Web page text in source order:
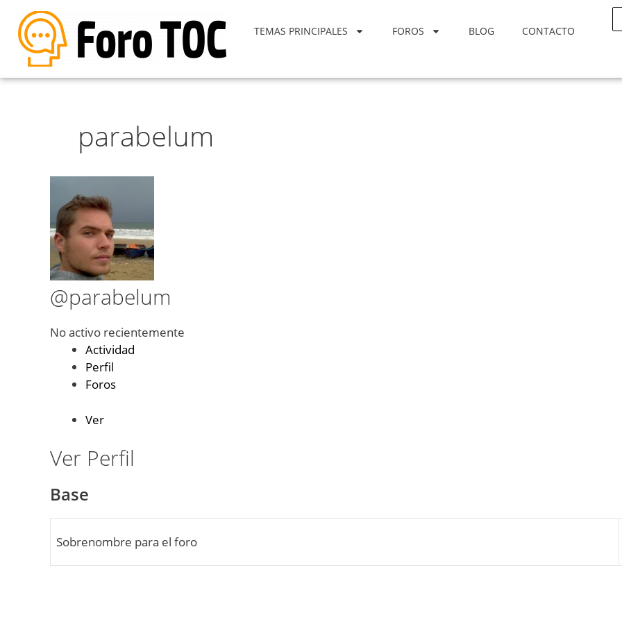
TEMAS PRINCIPALES FOROS BLOG CONTACTO
parabelum
@parabelum
No activo recientemente
Actividad
Perfil
Foros
Ver
Ver Perfil
Base
Sobrenombre para el foro